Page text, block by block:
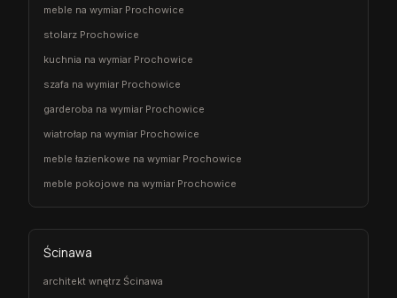
meble na wymiar Prochowice
stolarz Prochowice
kuchnia na wymiar Prochowice
szafa na wymiar Prochowice
garderoba na wymiar Prochowice
wiatrołap na wymiar Prochowice
meble łazienkowe na wymiar Prochowice
meble pokojowe na wymiar Prochowice
Ścinawa
architekt wnętrz Ścinawa